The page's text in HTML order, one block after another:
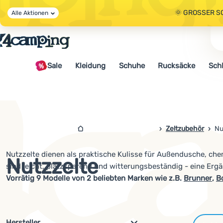
🌞 GROSSER
🤫 - 10 % AUF
🌞 GROSSER
Alle Aktionen
Sale Kleidung Schuhe Rucksäcke
4camping.at
Zeltzubehör
Nutzzelte
Nutzzelte dienen als praktische Kulisse für Außendusche,
sind leicht, platzsparend und witterungsbeständig - eine
Vorrätig 9 Modelle von 2 beliebten Marken wie z.B. Brunner,